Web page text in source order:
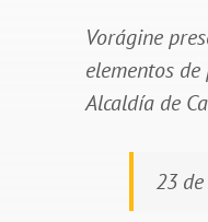
Vorágine
elementos
Alcaldía de
23